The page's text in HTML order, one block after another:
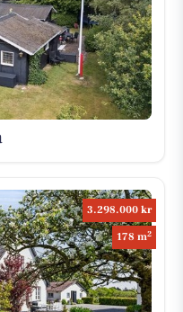
3.298.000 kr
178 m2